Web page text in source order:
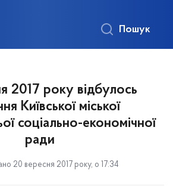
Пошук
2017 року відбулось
Київської міської
соціально-економічної
ради
20 вересня 2017 року, о 17:34